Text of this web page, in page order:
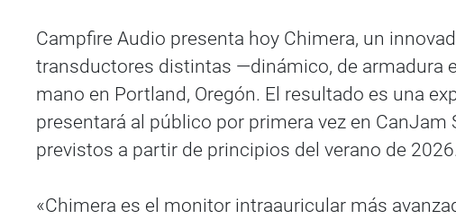
Campfire Audio presenta hoy Chimera, un
transductores distintas —dinámico, de armadura
mano en Portland, Oregón. El resultado es una
presentará al público por primera vez en
previstos a partir de principios del verano de 2026.
«Chimera es el monitor intraauricular más